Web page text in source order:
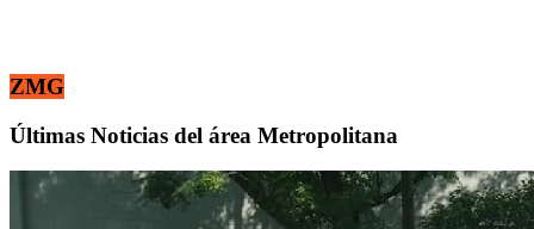
ZMG
Últimas Noticias del área Metropolitana